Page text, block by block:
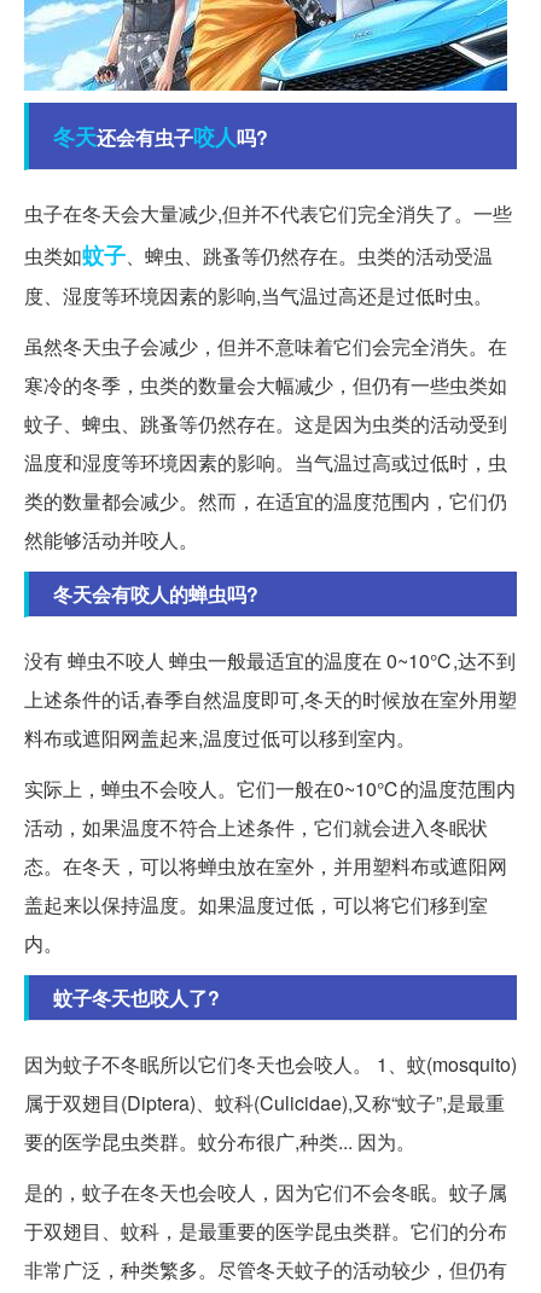
冬天还会有虫子咬人吗?
虫子在冬天会大量减少,但并不代表它们完全消失了。一些
虫类如蚊子、蜱虫、跳蚤等仍然存在。虫类的活动受温
度、湿度等环境因素的影响,当气温过高还是过低时虫。
虽然冬天虫子会减少，但并不意味着它们会完全消失。在
寒冷的冬季，虫类的数量会大幅减少，但仍有一些虫类如
蚊子、蜱虫、跳蚤等仍然存在。这是因为虫类的活动受到
温度和湿度等环境因素的影响。当气温过高或过低时，虫
类的数量都会减少。然而，在适宜的温度范围内，它们仍
然能够活动并咬人。
冬天会有咬人的蝉虫吗?
没有 蝉虫不咬人 蝉虫一般最适宜的温度在 0~10℃,达不到
上述条件的话,春季自然温度即可,冬天的时候放在室外用塑
料布或遮阳网盖起来,温度过低可以移到室内。
实际上，蝉虫不会咬人。它们一般在0~10℃的温度范围内
活动，如果温度不符合上述条件，它们就会进入冬眠状
态。在冬天，可以将蝉虫放在室外，并用塑料布或遮阳网
盖起来以保持温度。如果温度过低，可以将它们移到室
内。
蚊子冬天也咬人了?
因为蚊子不冬眠所以它们冬天也会咬人。 1、蚊(mosquito)
属于双翅目(Diptera)、蚊科(Culicidae),又称“蚊子”,是最重
要的医学昆虫类群。蚊分布很广,种类... 因为。
是的，蚊子在冬天也会咬人，因为它们不会冬眠。蚊子属
于双翅目、蚊科，是最重要的医学昆虫类群。它们的分布
非常广泛，种类繁多。尽管冬天蚊子的活动较少，但仍有